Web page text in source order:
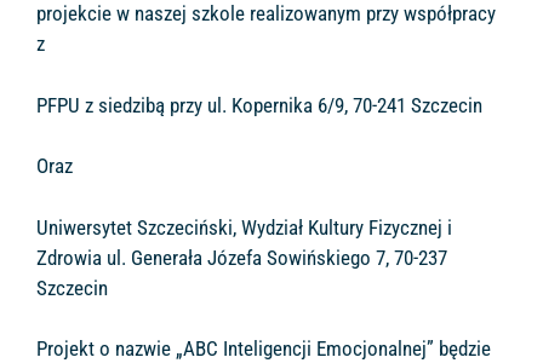
projekcie w naszej szkole realizowanym przy współpracy
z
PFPU z siedzibą przy ul. Kopernika 6/9, 70-241 Szczecin
Oraz
Uniwersytet Szczeciński, Wydział Kultury Fizycznej i
Zdrowia ul. Generała Józefa Sowińskiego 7, 70-237
Szczecin
Projekt o nazwie „ABC Inteligencji Emocjonalnej” będzie